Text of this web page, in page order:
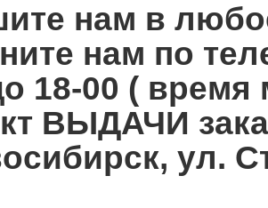
нам в
нам по
18-00 ( время
ВЫДАЧИ
ул.